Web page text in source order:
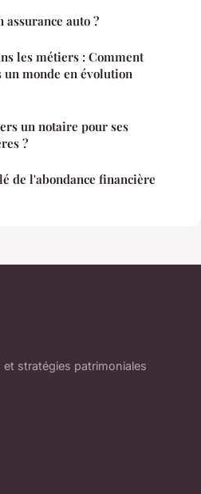
assurance auto ?
les métiers : Comment
monde en évolution
un notaire pour ses
?
de l'abondance financière
stratégies patrimoniales